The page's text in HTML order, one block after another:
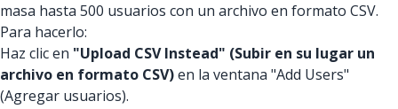
masa hasta 500 usuarios con un archivo en formato CSV.
Para hacerlo:
Haz clic en "Upload CSV Instead" (Subir en su lugar un
archivo en formato CSV)en la ventana "Add Users"
(Agregar usuarios).